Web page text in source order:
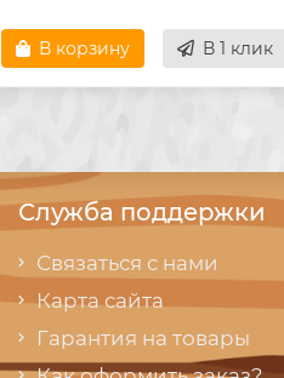
В корзину В 1 клик
Служба поддержки
Связаться с нами
Карта сайта
Гарантия на товары